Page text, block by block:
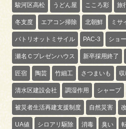
駿河区高松 うどん屋 こころ彩 旅
冬支度 エアコン掃除 北朝鮮 ミサ
パトリオットミサイル PAC-3 ショ
瀬名Ｃプレゼンハウス 新卒採用終了
匠宿 陶芸 竹細工 さつまいも
清水区建設会社 調湿作用 シャープ
被災者生活再建支援制度 自然災害
UA値 シロアリ駆除 消毒 臭い